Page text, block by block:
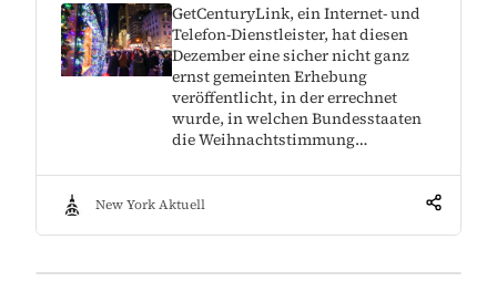
GetCenturyLink, ein Internet- und
Telefon-Dienstleister, hat diesen
Dezember eine sicher nicht ganz
ernst gemeinten Erhebung
veröffentlicht, in der errechnet
wurde, in welchen Bundesstaaten
die Weihnachtstimmung…
New York Aktuell